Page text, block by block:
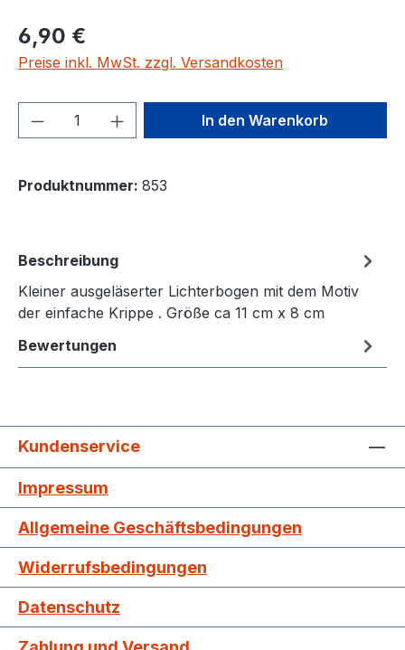
6,90 €
Preise inkl. MwSt. zzgl. Versandkosten
Produkt Anzahl: Gib denIn den Warenkorb
Produktnummer: 853
Beschreibung
Kleiner ausgeläserter Lichterbogen mit dem Motiv
der einfache Krippe . Größe ca 11 cm x 8 cm
Bewertungen
Kundenservice
Impressum
Allgemeine Geschäftsbedingungen
Widerrufsbedingungen
Datenschutz